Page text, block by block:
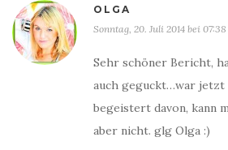
OLGA
Sonntag, 20. Juli 2014 bei 07:38
Sehr schöner Bericht,
auch geguckt…war jetzt
begeistert davon, kann
aber nicht. glg Olga :)